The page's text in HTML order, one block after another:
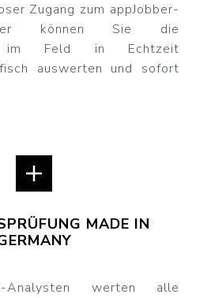
Zugang zum appJobber-
können Sie die
im Feld in Echtzeit
auswerten und sofort
MADE IN
Analysten werten alle